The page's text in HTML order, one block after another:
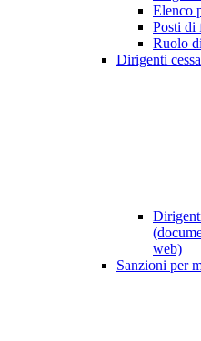
Elenco
Posti di
Ruolo
Dirigenti
web)
Sanzioni per